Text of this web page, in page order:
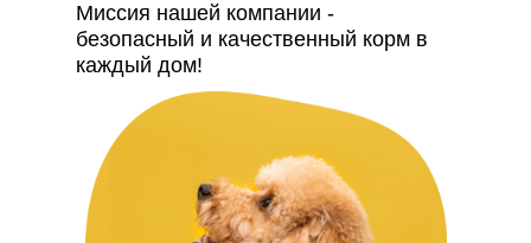
Миссия нашей компании -
безопасный и качественный корм в
каждый дом!